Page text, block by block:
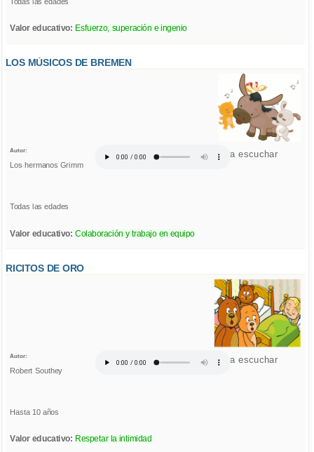
Valor educativo: Esfuerzo, superación e ingenio
LOS MÚSICOS DE BREMEN
Click para escuchar
Autor:
Los hermanos Grimm
Todas las edades
Valor educativo:Colaboración y trabajo en equipo
RICITOS DE ORO
Click para escuchar
Autor:
Robert Southey
Hasta 10 años
Valor educativo: Respetar la intimidad